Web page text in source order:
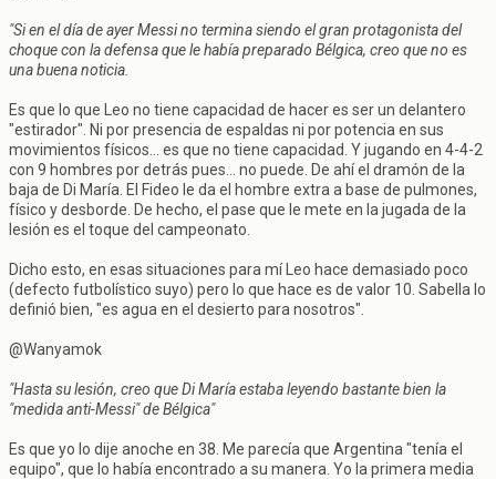
"Si en el día de ayer Messi no termina siendo el gran protagonista del
choque con la defensa que le había preparado Bélgica, creo que no es
una buena noticia.
Es que lo que Leo no tiene capacidad de hacer es ser un delantero
"estirador". Ni por presencia de espaldas ni por potencia en sus
movimientos físicos... es que no tiene capacidad. Y jugando en 4-4-2
con 9 hombres por detrás pues... no puede. De ahí el dramón de la
baja de Di María. El Fideo le da el hombre extra a base de pulmones,
físico y desborde. De hecho, el pase que le mete en la jugada de la
lesión es el toque del campeonato.
Dicho esto, en esas situaciones para mí Leo hace demasiado poco
(defecto futbolístico suyo) pero lo que hace es de valor 10. Sabella lo
definió bien, "es agua en el desierto para nosotros".
@Wanyamok
"Hasta su lesión, creo que Di María estaba leyendo bastante bien la
"medida anti-Messi" de Bélgica"
Es que yo lo dije anoche en 38. Me parecía que Argentina "tenía el
equipo", que lo había encontrado a su manera. Yo la primera media